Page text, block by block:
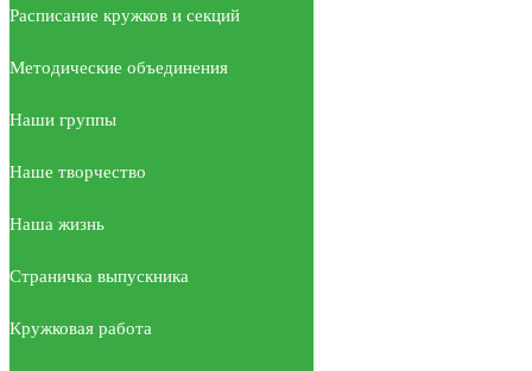
Расписание кружков и секций
Методические объединения
Наши группы
Наше творчество
Наша жизнь
Страничка выпускника
Кружковая работа